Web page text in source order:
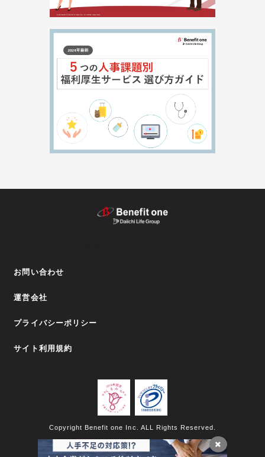
お問い合わせ
運営会社
プライバシーポリシー
サイト利用規約
Copyright Benefit one Inc. ALL Rights Reserved.